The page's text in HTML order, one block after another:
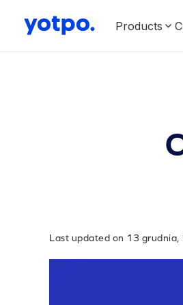
Products
Last updated on 13